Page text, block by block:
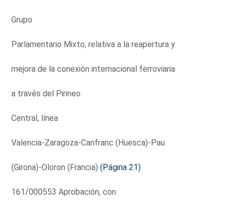
Grupo
Parlamentario Mixto, relativa a la reapertura y
mejora de la conexión internacional ferroviaria
a través del Pirineo
Central, línea
Valencia-Zaragoza-Canfranc (Huesca)-Pau
(Girona)-Oloron (Francia)(Página 21)
161/000553 Aprobación, con